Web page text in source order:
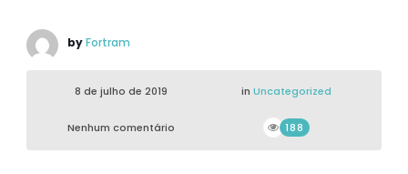
byFortram
8 de julho de 2019 in Uncategorized
Nenhum comentário 188